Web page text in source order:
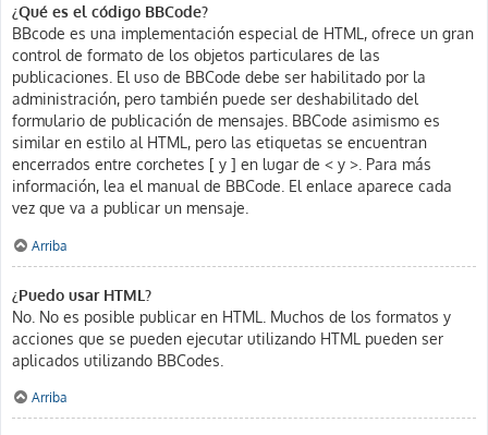
¿Qué es el código BBCode?
BBcode es una implementación especial de HTML, ofrece un gran
control de formato de los objetos particulares de las
publicaciones. El uso de BBCode debe ser habilitado por la
administración, pero también puede ser deshabilitado del
formulario de publicación de mensajes. BBCode asimismo es
similar en estilo al HTML, pero las etiquetas se encuentran
encerrados entre corchetes [ y ] en lugar de < y >. Para más
información, lea el manual de BBCode. El enlace aparece cada
vez que va a publicar un mensaje.
Arriba
¿Puedo usar HTML?
No. No es posible publicar en HTML. Muchos de los formatos y
acciones que se pueden ejecutar utilizando HTML pueden ser
aplicados utilizando BBCodes.
Arriba